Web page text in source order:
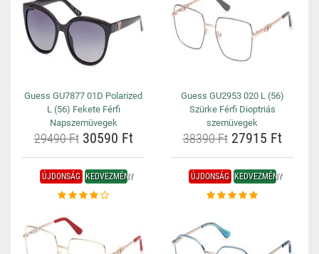
Guess GU7877 01D Polarized
L (56) Fekete Férfi
Napszemüvegek
29490 Ft30590 Ft
Guess GU2953 020 L (56)
Szürke Férfi Dioptriás
szemüvegek
38390 Ft27915 Ft
ÚJDONSÁG KEDVEZMÉNY ÚJDONSÁG KEDVEZMÉNY